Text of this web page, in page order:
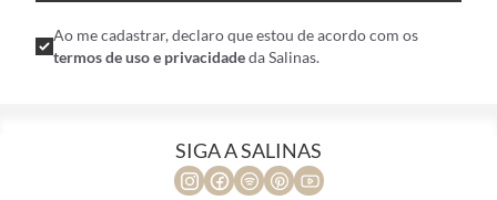
Ao me cadastrar, declaro que estou de acordo com os
termos de uso e privacidadeda Salinas.
SIGA A SALINAS